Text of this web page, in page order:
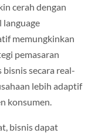
cerah dengan
language
memungkinkan
pemasaran
secara real-
lebih adaptif
konsumen.
bisnis dapat